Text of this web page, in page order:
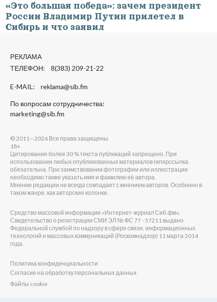
«Это большая победа»: зачем президент
России Владимир Путин прилетел в
Сибирь и что заявил
РЕКЛАМА
ТЕЛЕФОН: 8(383) 209-21-22
E-MAIL: reklama@sib.fm
По вопросам сотрудничества:
marketing@sib.fm
© 2011—2026 Все права защищены.
18+
Цитирование более 30 % текста публикаций запрещено. При
использовании любых опубликованных материалов гиперссылка
обязательна. При заимствовании фотографии или иллюстрации
необходимо также указать имя и фамилию её автора.
Мнение редакции не всегда совпадает с мнением авторов. Особенно в
таком жанре, как авторские колонки.
Средство массовой информации «Интернет-журнал Сиб.фм».
Свидетельство о регистрации СМИ ЭЛ № ФС 77 - 57211 выдано
Федеральной службой по надзору в сфере связи, информационных
технологий и массовых коммуникаций (Роскомнадзор) 11 марта 2014
года.
Политика конфиденциальности
Согласие на обработку персональных данных
Файлы cookie